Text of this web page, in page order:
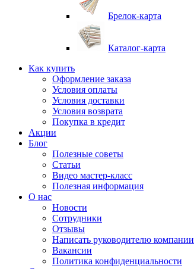
Брелок-карта
Каталог-карта
Как купить
Оформление заказа
Условия оплаты
Условия доставки
Условия возврата
Покупка в кредит
Акции
Блог
Полезные советы
Статьи
Видео мастер-класс
Полезная информация
О нас
Новости
Сотрудники
Отзывы
Написать руководителю компании
Вакансии
Политика конфиденциальности